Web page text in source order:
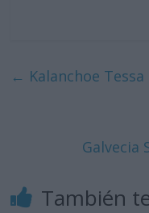
← Kalanchoe Tessa
Galvecia
También